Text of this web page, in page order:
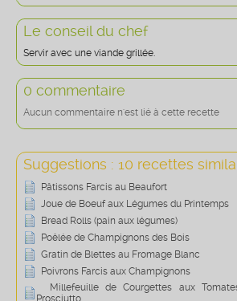
Le conseil du chef
Servir avec une viande grillée.
0 commentaire
Aucun commentaire n'est lié à cette recette
Suggestions : 10 recettes
Pâtissons Farcis au Beaufort
Joue de Boeuf aux Légumes du Printemps
Bread Rolls (pain aux légumes)
Poêlée de Champignons des Bois
Gratin de Blettes au Fromage Blanc
Poivrons Farcis aux Champignons
Millefeuille de Courgettes aux
Prosciutto